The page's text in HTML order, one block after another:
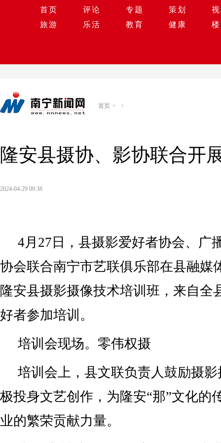
首页 评论 专题 策划
旅游
乐活 教育 健康
首页 > >
隆安县摄协、影协联合开
2024-04-29 09:38
4月27日，县摄影爱好者协会、广
协会联合南宁市艺联俱乐部在县融媒
隆安县摄影摄像技术培训班，来自全
好者参加培训。
培训会现场。零伟权摄
培训会上，县文联负责人鼓励摄
极投身文艺创作，为隆安“那”文化的
业的繁荣贡献力量。